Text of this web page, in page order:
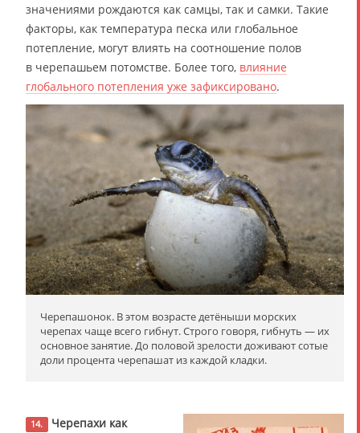
значениями рождаются как самцы, так и самки. Такие
факторы, как температура песка или глобальное
потепление, могут влиять на соотношение полов
в черепашьем потомстве. Более того, влияние
глобального потепления уже зафиксировано.
Черепашонок. В этом возрасте детёныши морских
черепах чаще всего гибнут. Строго говоря, гибнуть — их
основное занятие. До половой зрелости доживают сотые
доли процента черепашат из каждой кладки.
14. Черепахи как